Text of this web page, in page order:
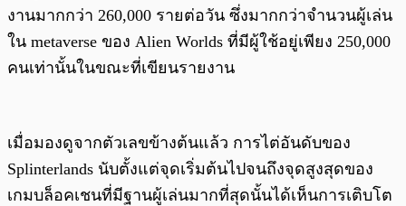
งานมากกว่า 260,000 รายต่อวัน ซึ่งมากกว่าจำนวนผู้เล่น
ใน metaverse ของ Alien Worlds ที่มีผู้ใช้อยู่เพียง 250,000
คนเท่านั้นในขณะที่เขียนรายงาน
เมื่อมองดูจากตัวเลขข้างต้นแล้ว การไต่อันดับของ
Splinterlands นับตั้งแต่จุดเริ่มต้นไปจนถึงจุดสูงสุดของ
เกมบล็อคเชนที่มีฐานผู้เล่นมากที่สุดนั้นได้เห็นการเติบโต